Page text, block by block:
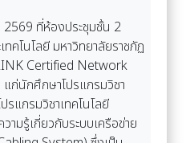
ที่ห้องประชุมชั้น 2
คโนโลยี มหาวิทยาลัยราชภัฏ
Certified Network
ก่นักศึกษาโปรแกรมวิชา
รแกรมวิชาเทคโนโลยี
ามรู้เกี่ยวกับระบบเครือข่าย